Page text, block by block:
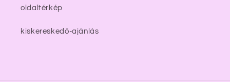
oldaltérkép
kiskereskedő-ajánlás